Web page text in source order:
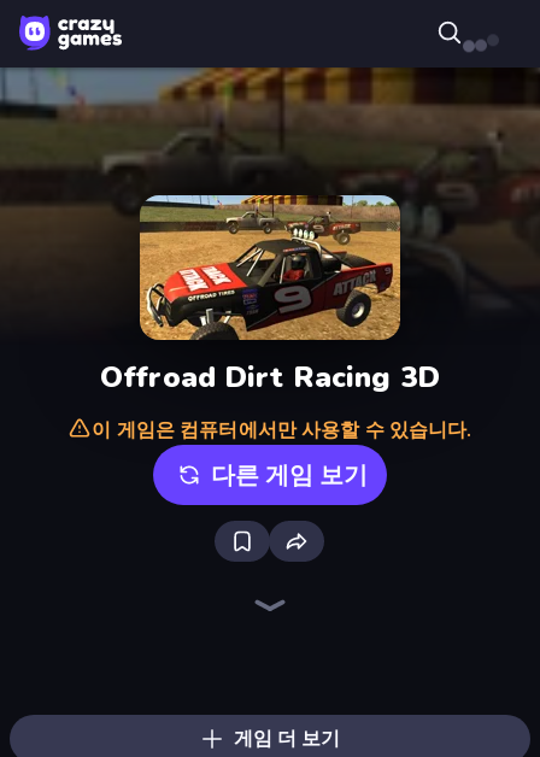
Offroad Dirt Racing 3D
이 게임은 컴퓨터에서만 사용할 수 있습니다.
다른 게임 보기
게임 더 보기